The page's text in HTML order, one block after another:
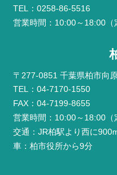
TEL：0258-86-5516
営業時間：10:00～18:00（
〒277-0851 千葉県柏市向
TEL：04-7170-1550
FAX：04-7199-8655
営業時間：10:00～18:00（
交通：JR柏駅より西に
車：柏市役所から9分